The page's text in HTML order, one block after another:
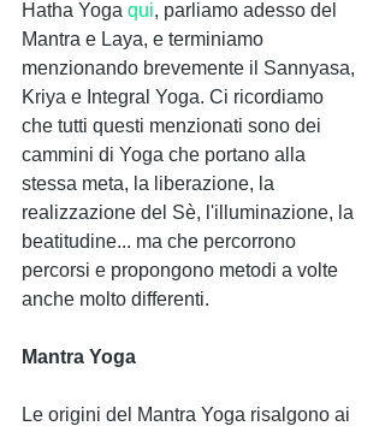
Hatha Yoga qui, parliamo adesso del
Mantra e Laya, e terminiamo
menzionando brevemente il Sannyasa,
Kriya e Integral Yoga. Ci ricordiamo
che tutti questi menzionati sono dei
cammini di Yoga che portano alla
stessa meta, la liberazione, la
realizzazione del Sè, l'illuminazione, la
beatitudine... ma che percorrono
percorsi e propongono metodi a volte
anche molto differenti.
Mantra Yoga
Le origini del Mantra Yoga risalgono ai